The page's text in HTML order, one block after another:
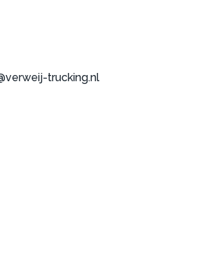
trucking.nl